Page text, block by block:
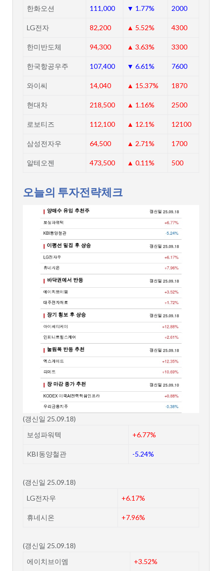
한화오션 111,000 ▼ 1.77% 2000
LG전자 82,200 ▲ 5.52% 4300
한미반도체 94,300 ▲ 3.63% 3300
한국항공우주 107,400 ▼ 6.61% 7600
와이씨 14,040 ▲ 15.37% 1870
현대차 218,500 ▲ 1.16% 2500
로보티즈 112,100 ▲ 12.1% 12100
삼성전자우 64,500 ▲ 2.71% 1700
알테오젠 473,500 ▲ 0.11% 500
오늘의 투자전략체크
(갱신일 25.09.18)
보성파워텍
+6.77%
KBI동양철관 -5.24%
(갱신일 25.09.18)
LG전자우
+6.17%
휴네시온 +7.96%
(갱신일 25.09.18)
에이치브이엠
+3.52%